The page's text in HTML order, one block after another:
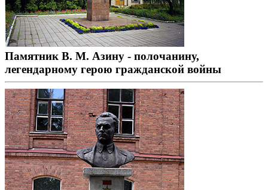
Памятник В. М. Азину - полочанину,
легендарному герою гражданской войны